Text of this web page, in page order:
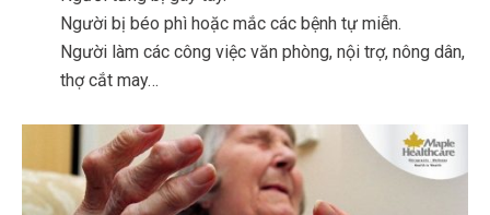
Người bị béo phì hoặc mắc các bệnh tự miễn.
Người làm các công việc văn phòng, nội trợ, nông dân,
thợ cắt may…